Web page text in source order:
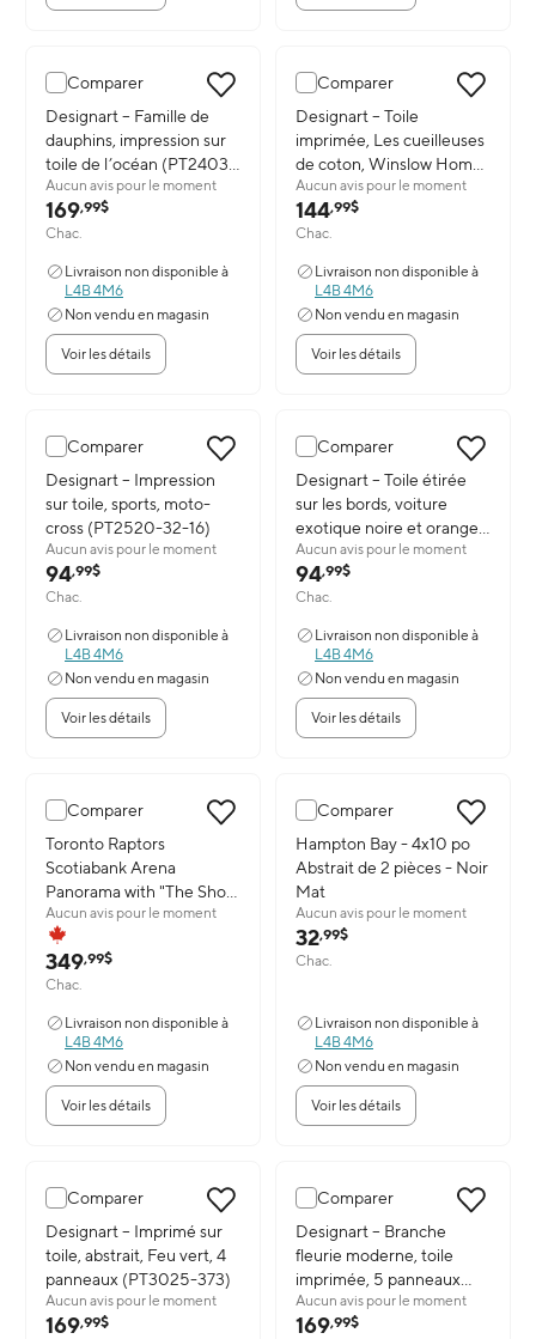
Comparer
Image du produit: Designart – Famille de dauphins, impression
Designart – Famille de
dauphins, impression sur
toile de l’océan (PT2403-
373)
Aucun avis pour le moment
169,99$
Chac.
Livraison non disponible à
L4B 4M6
Non vendu en magasin
Voir les détails
Comparer
Image du produit: Designart –
Designart – Toile
imprimée, Les cueilleuses
de coton, Winslow Homer,
3 panneaux (PT5020-
40-20)
Aucun avis pour le moment
144,99$
Chac.
Livraison non disponible à
L4B 4M6
Non vendu en magasin
Voir les détails
Comparer
Image du produit: Designart – Impression sur toile, sports, moto-
Designart – Impression
sur toile, sports, moto-
cross (PT2520-32-16)
Aucun avis pour le moment
94,99$
Chac.
Livraison non disponible à
L4B 4M6
Non vendu en magasin
Voir les détails
Comparer
Image du produit: Designart –
Designart – Toile étirée
sur les bords, voiture
exotique noire et orange
(PT2628-32-16)
Aucun avis pour le moment
94,99$
Chac.
Livraison non disponible à
L4B 4M6
Non vendu en magasin
Voir les détails
Comparer
Image du produit: Toronto Raptors Scotiabank Arena Panorama
Toronto Raptors
Scotiabank Arena
Panorama with "The Shot"
Collage - Impression
encadree - 38" x 26"
Aucun avis pour le moment
349,99$
Chac.
Livraison non disponible à
L4B 4M6
Non vendu en magasin
Voir les détails
Comparer
Image du produit: Hampton
Hampton Bay - 4x10 po
Abstrait de 2 pièces - Noir
Mat
Aucun avis pour le moment
32,99$
Chac.
Livraison non disponible à
L4B 4M6
Non vendu en magasin
Voir les détails
Comparer
Image du produit: Designart – Imprimé sur toile, abstrait, Feu
Designart – Imprimé sur
toile, abstrait, Feu vert, 4
panneaux (PT3025-373)
Aucun avis pour le moment
169,99$
Comparer
Image du produit: Designart –
Designart – Branche
fleurie moderne, toile
imprimée, 5 panneaux
(PT1021)
Aucun avis pour le moment
169,99$